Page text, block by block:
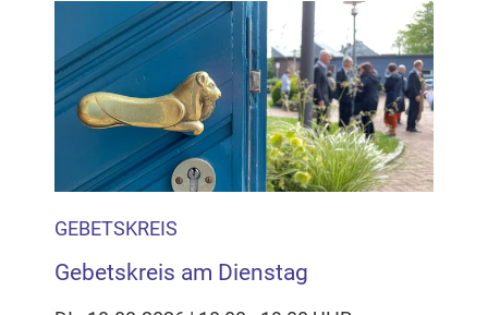
GEBETSKREIS
Gebetskreis am Dienstag